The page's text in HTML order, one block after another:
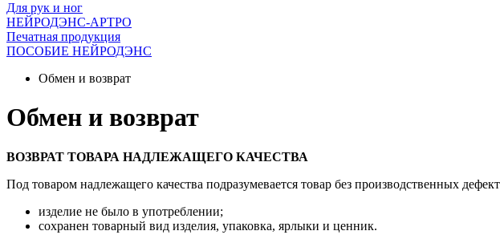
Для рук и ног
НЕЙРОДЭНС-АРТРО
Печатная продукция
ПОСОБИЕ НЕЙРОДЭНС
Обмен и возврат
Обмен и возврат
ВОЗВРАТ ТОВАРА НАДЛЕЖАЩЕГО КАЧЕСТВА
Под товаром надлежащего качества подразумевается товар без производственных
изделие не было в употреблении;
сохранен товарный вид изделия, упаковка, ярлыки и ценник.